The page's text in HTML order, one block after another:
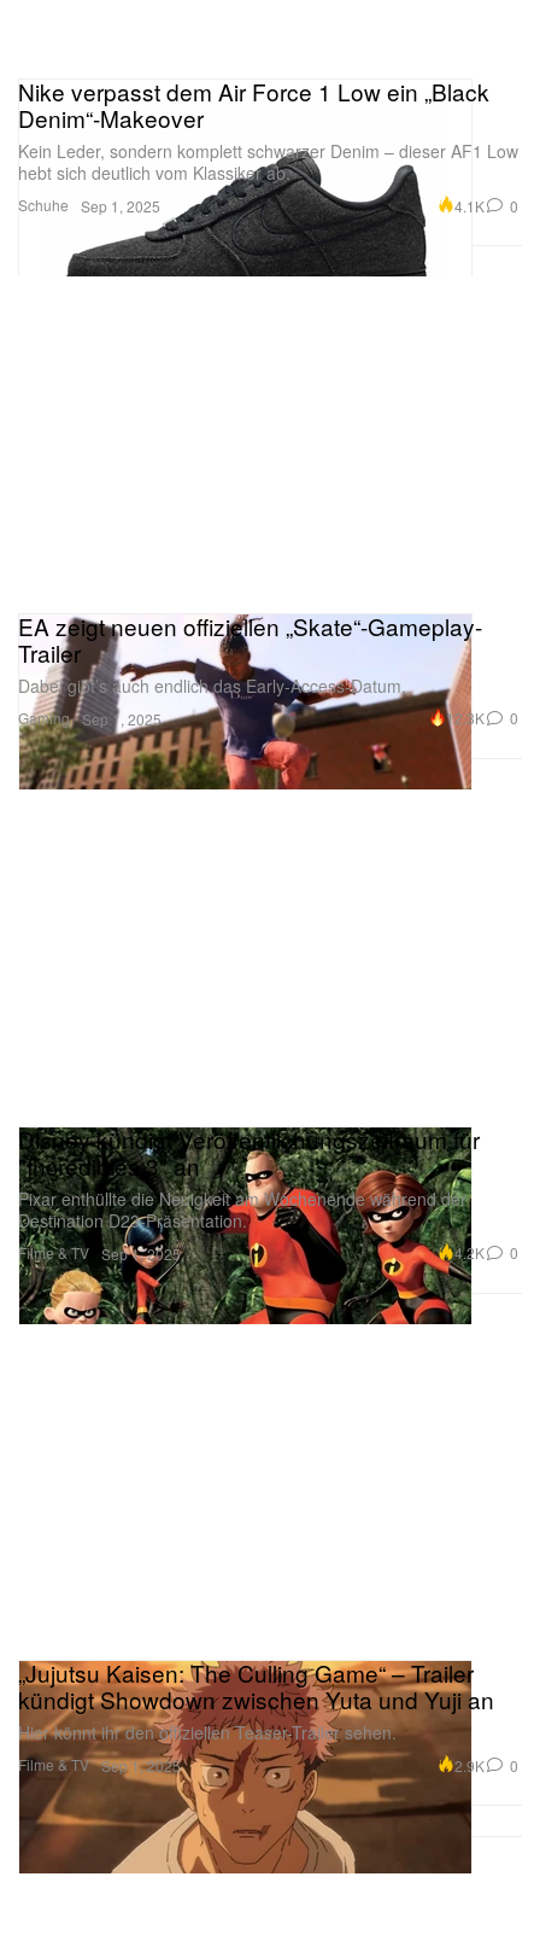
Schuhe
Nike verpasst dem Air Force 1 Low ein „Black
Denim“-Makeover
Kein Leder, sondern komplett schwarzer Denim – dieser AF1 Low
hebt sich deutlich vom Klassiker ab.
Sep 1, 2025 4.1K 0
Gaming
EA zeigt neuen offiziellen „Skate“-Gameplay-
Trailer
Dabei gibt’s auch endlich das Early-Access-Datum.
Sep 1, 2025 12.3K 0
Filme & TV
Disney kündigt Veröffentlichungszeitraum für
"Incredibles 3" an
Pixar enthüllte die Neuigkeit am Wochenende während der
Destination D23-Präsentation.
Sep 1, 2025 4.2K 0
Filme & TV
„Jujutsu Kaisen: The Culling Game“ – Trailer
kündigt Showdown zwischen Yuta und Yuji an
Hier könnt ihr den offiziellen Teaser-Trailer sehen.
Sep 1, 2025 2.9K 0